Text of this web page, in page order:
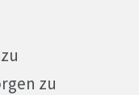
zu